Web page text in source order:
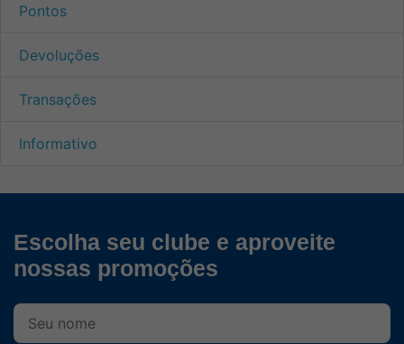
Pontos
Devoluções
Transações
Informativo
Escolha seu clube e aproveite
nossas promoções